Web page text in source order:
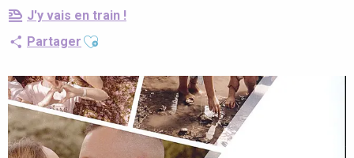
J'y vais en train !
Partager Ajouter aux favoris